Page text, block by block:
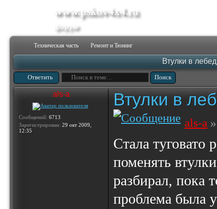
www.pskov4x4.ru
форум
Техническая часть Ремонт и Тюнинг
Втулки в
Ответить
als-a
Сообщений: 6713
Зарегистрирован: 29 окт 2009,
12:35
Втулки в
als-a
Стала туговато
поменять
разбирал, пока
проблема была